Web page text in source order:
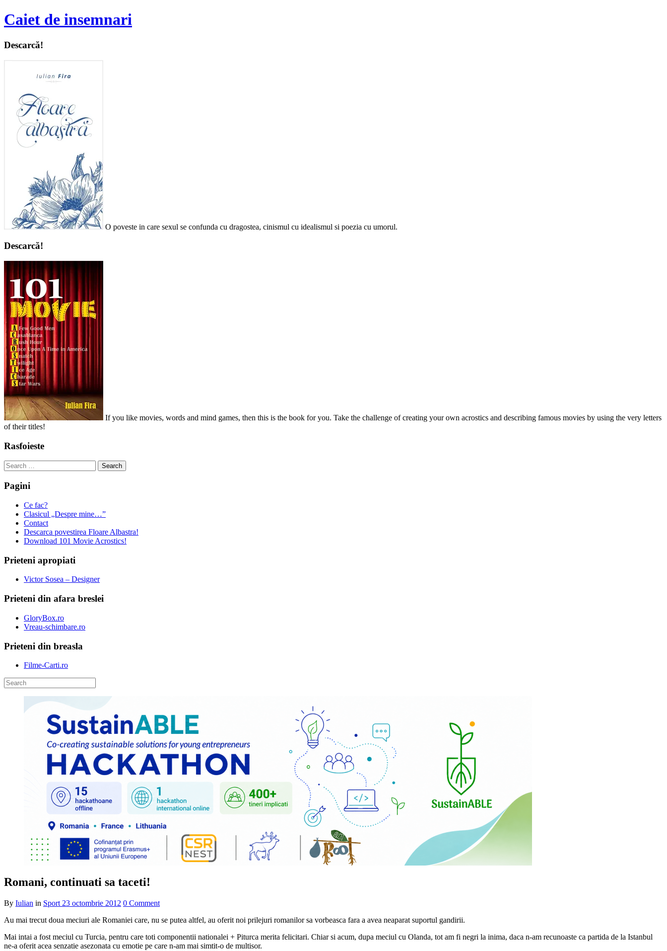
Caiet de insemnari
Descarcă!
O poveste in care sexul se confunda cu dragostea, cinismul cu idealismul si poezia cu umorul.
Descarcă!
If you like movies, words and mind games, then this is the book for you. Take the challenge of creating your own acrostics and describing famous movies by using the very letters
of their titles!
Rasfoieste
Search
for:
Pagini
Ce fac?
Clasicul „Despre mine…”
Contact
Descarca povestirea Floare Albastra!
Download 101 Movie Acrostics!
Prieteni apropiati
Victor Sosea – Designer
Prieteni din afara breslei
GloryBox.ro
Vreau-schimbare.ro
Prieteni din breasla
Filme-Carti.ro
Romani, continuati sa taceti!
By Iulian in Sport 23 octombrie 2012 0 Comment
Au mai trecut doua meciuri ale Romaniei care, nu se putea altfel, au oferit noi prilejuri romanilor sa vorbeasca fara a avea neaparat suportul gandirii.
Mai intai a fost meciul cu Turcia, pentru care toti componentii nationalei + Piturca merita felicitari. Chiar si acum, dupa meciul cu Olanda, tot am fi negri la inima, daca n-am recunoaste ca partida de la Istanbul
ne-a oferit acea senzatie asezonata cu emotie pe care n-am mai simtit-o de multisor.